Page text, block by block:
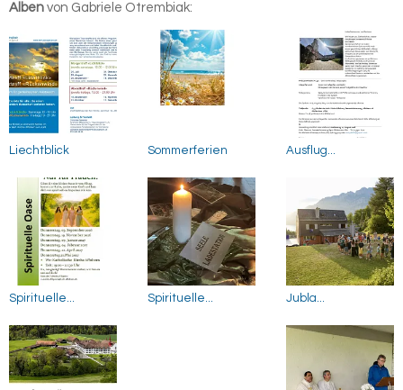
Alben von Gabriele Otrembiak:
Liechtblick Sommerferien Ausflug...
Spirituelle... Spirituelle... Jubla...